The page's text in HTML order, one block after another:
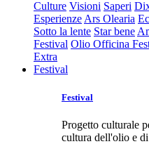
Culture Visioni Saperi
Esperienze Ars Olearia
Sotto la lente Star bene
Festival Olio Officina
Extra
Festival
Festival
Progetto culturale
cultura dell'olio e